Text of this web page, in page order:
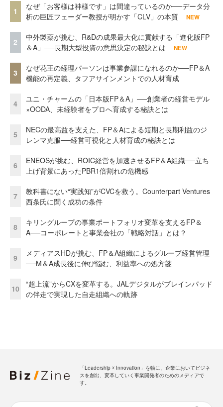
1
なぜ「お客様は神様です」は間違っているのか──データ分
析の巨匠フェーダー教授が明かす「CLV」の本質
NEW
2
中外製薬が挑む、R&Dの成果最大化に貢献する「進化版FP
＆A」──長期大型投資の意思決定の秘訣とは
NEW
3
なぜ花王の経理パーソンは事業参謀になれるのか──FP＆A
機能の再定義、タフアサインメントでの人材育成
4
ユニ・チャームの「日本版FP＆A」──創業者の経営モデル
×OODA、未経験者をプロへ育成する秘訣とは
5
NECの最高益を支えた、FP＆Aによる短期と長期利益のジ
レンマ克服──経営可視化と人材育成の秘訣とは
6
ENEOSが挑む、ROIC経営を加速させるFP＆A組織──立ち
上げ背景にあったPBR1倍割れの危機感
7
教科書にない“実践知”がCVCを救う。Counterpart Ventures
西条氏に聞く成功の条件
8
キリングループの事業ポートフォリオ変革を支えるFP＆
A──コーポレートと事業会社の「戦略対話」とは？
9
メディアスHDが挑む、FP＆A組織によるグループ経営管理
──M＆A成長後に伸び悩む、利益率への処方箋
10
“超上流”からCXを変革する。JALデジタルがブレインパッド
の伴走で実現した自走組織への軌跡
「Leadership ☓ Innovation」を軸に、企業においてビジネ
スを創出、変革していく事業開発者のためのメディアで
す。